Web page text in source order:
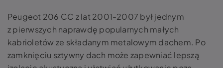
Peugeot 206 CC z lat 2001-2007 był jednym
z pierwszych naprawdę popularnych małych
kabrioletów ze składanym metalowym dachem. Po
zamknięciu sztywny dach może zapewniać lepszą